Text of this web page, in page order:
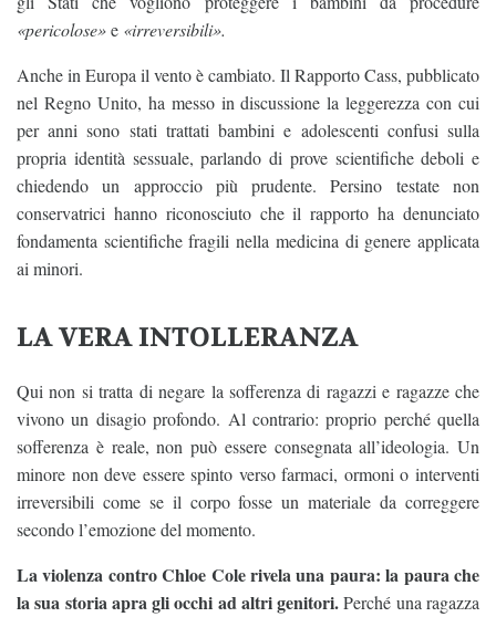
«pericolose»e «irreversibili».
Anche in Europa il vento è cambiato. Il Rapporto Cass, pubblicato
nel Regno Unito, ha messo in discussione la leggerezza con cui
per anni sono stati trattati bambini e adolescenti confusi sulla
propria identità sessuale, parlando di prove scientifiche deboli e
chiedendo un approccio più prudente. Persino testate non
conservatrici hanno riconosciuto che il rapporto ha denunciato
fondamenta scientifiche fragili nella medicina di genere applicata
ai minori.
LA VERA INTOLLERANZA
Qui non si tratta di negare la sofferenza di ragazzi e ragazze che
vivono un disagio profondo. Al contrario: proprio perché quella
sofferenza è reale, non può essere consegnata all’ideologia. Un
minore non deve essere spinto verso farmaci, ormoni o interventi
irreversibili come se il corpo fosse un materiale da correggere
secondo l’emozione del momento.
La violenza contro Chloe Cole rivela una paura: la paura che
la sua storia apra gli occhi ad altri genitori.Perché una ragazza